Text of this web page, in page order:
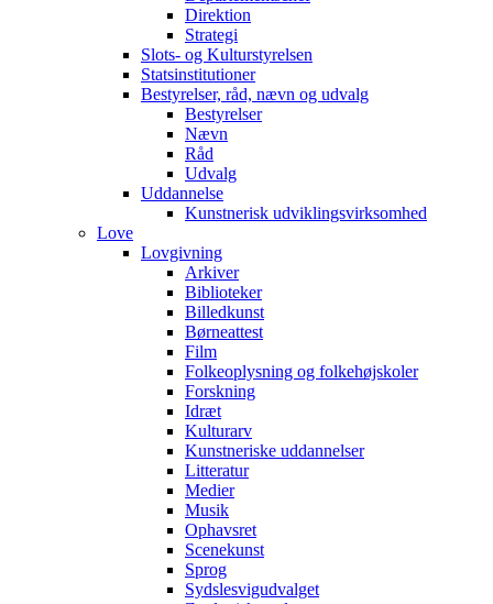
Direktion
Strategi
Slots- og Kulturstyrelsen
Statsinstitutioner
Bestyrelser, råd, nævn og udvalg
Bestyrelser
Nævn
Råd
Udvalg
Uddannelse
Kunstnerisk udviklingsvirksomhed
Love
Lovgivning
Arkiver
Biblioteker
Billedkunst
Børneattest
Film
Folkeoplysning og folkehøjskoler
Forskning
Idræt
Kulturarv
Kunstneriske uddannelser
Litteratur
Medier
Musik
Ophavsret
Scenekunst
Sprog
Sydslesvigudvalget